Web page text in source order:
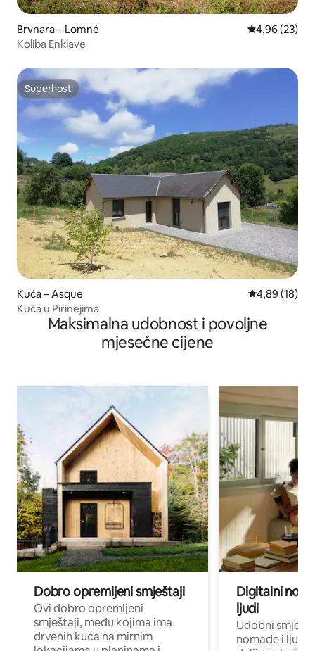
Brvnara – Lomné Prosječna
4,96 (23)
Koliba Enklave
Superhost
Superhost
Kuća – Asque Prosječna
4,89 (18)
Kuća u Pirinejima
Maksimalna udobnost i povoljne
mjesečne cijene
Dobro opremljeni smještaji
Ovi dobro opremljeni
smještaji, među kojima ima
drvenih kuća na mirnim
Digitalni
ljudi
Udobni
nomade i ljude